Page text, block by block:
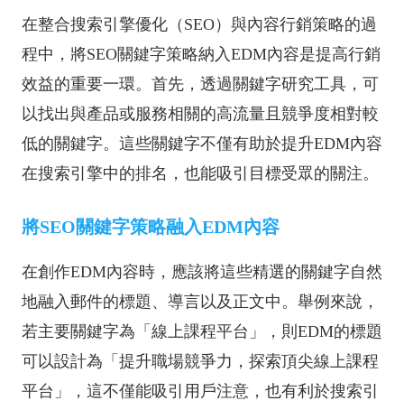
在整合搜索引擎優化（SEO）與內容行銷策略的過
程中，將SEO關鍵字策略納入EDM內容是提高行銷
效益的重要一環。首先，透過關鍵字研究工具，可
以找出與產品或服務相關的高流量且競爭度相對較
低的關鍵字。這些關鍵字不僅有助於提升EDM內容
在搜索引擎中的排名，也能吸引目標受眾的關注。
將SEO關鍵字策略融入EDM內容
在創作EDM內容時，應該將這些精選的關鍵字自然
地融入郵件的標題、導言以及正文中。舉例來說，
若主要關鍵字為「線上課程平台」，則EDM的標題
可以設計為「提升職場競爭力，探索頂尖線上課程
平台」，這不僅能吸引用戶注意，也有利於搜索引